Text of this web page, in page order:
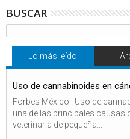
BUSCAR
Lo más leído
Uso de cannabinoides en
Forbes México . Uso de
una de las principales causas
veterinaria de pequeña...